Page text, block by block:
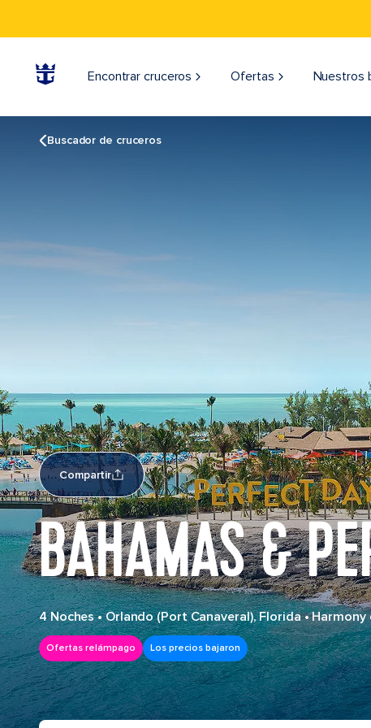
Encontrar cruceros Ofertas Nuestros
Buscador de cruceros
Compartir
BAHAMAS &
4 Noches•Orlando (Port Canaveral), Florida•Harmony
Ofertas relámpago Los precios bajaron